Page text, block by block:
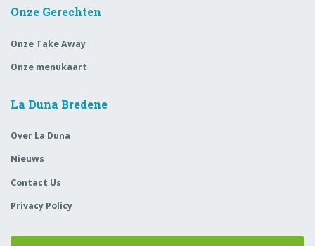
Onze Gerechten
Onze Take Away
Onze menukaart
La Duna Bredene
Over La Duna
Nieuws
Contact Us
Privacy Policy